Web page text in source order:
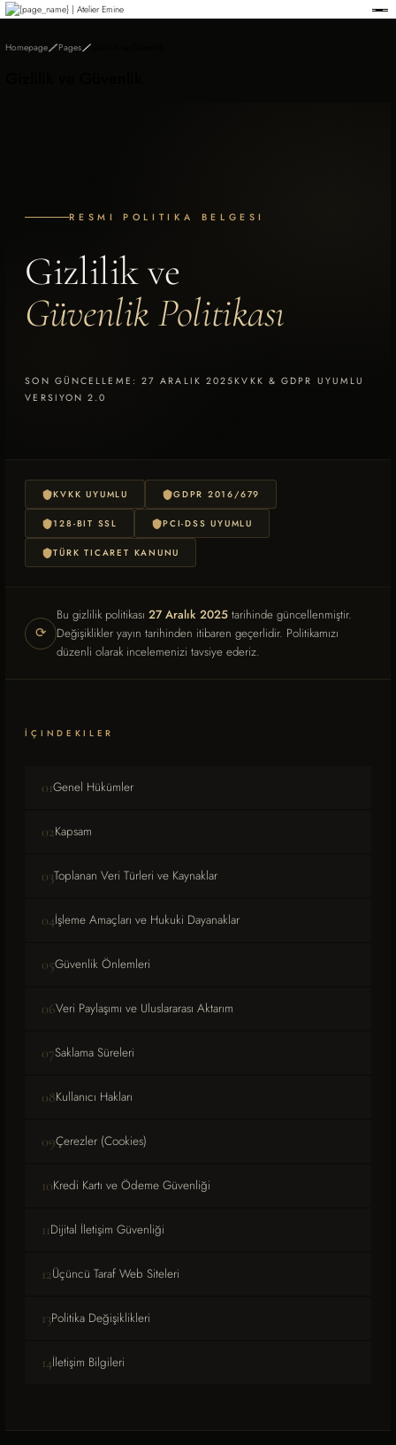
Homepage Pages
RESMI POLITIKA BELGESI
Gizlilik ve
Güvenlik Politikası
SON GÜNCELLEME: 27 ARALIK 2025KVKK & GDPR UYUMLU
VERSIYON 2.0
KVKK UYUMLU GDPR 2016/679
128-BIT SSL PCI-DSS UYUMLU
TÜRK TICARET KANUNU
⟳
Bu gizlilik politikası27 Aralık 2025 tarihinde güncellenmiştir.
Değişiklikler yayın tarihinden itibaren geçerlidir. Politikamızı
düzenli olarak incelemenizi tavsiye ederiz.
İÇINDEKILER
01Genel Hükümler
02Kapsam
03Toplanan Veri Türleri ve Kaynaklar
04İşleme Amaçları ve Hukuki Dayanaklar
05Güvenlik Önlemleri
06Veri Paylaşımı ve Uluslararası Aktarım
07Saklama Süreleri
08Kullanıcı Hakları
09Çerezler (Cookies)
10Kredi Kartı ve Ödeme Güvenliği
11Dijital İletişim Güvenliği
12Üçüncü Taraf Web Siteleri
13Politika Değişiklikleri
14İletişim Bilgileri